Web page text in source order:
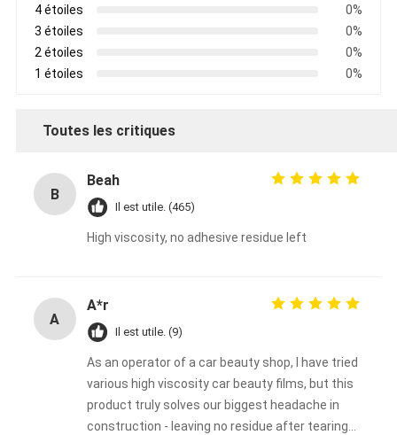
4 étoiles
0%
3 étoiles
0%
2 étoiles
0%
1 étoiles
0%
Toutes les critiques
B
Beah
Il est utile. (465)
High viscosity, no adhesive residue left
A
A*r
Il est utile. (9)
As an operator of a car beauty shop, I have tried
various high viscosity car beauty films, but this
product truly solves our biggest headache in
construction - leaving no residue after tearing